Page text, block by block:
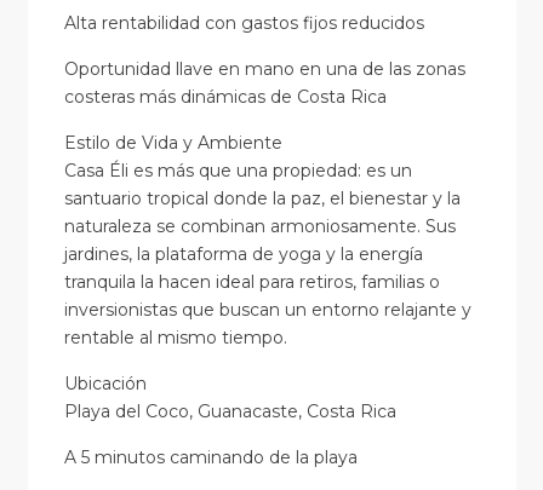
Alta rentabilidad con gastos fijos reducidos
Oportunidad llave en mano en una de las zonas
costeras más dinámicas de Costa Rica
Estilo de Vida y Ambiente
Casa Éli es más que una propiedad: es un
santuario tropical donde la paz, el bienestar y la
naturaleza se combinan armoniosamente. Sus
jardines, la plataforma de yoga y la energía
tranquila la hacen ideal para retiros, familias o
inversionistas que buscan un entorno relajante y
rentable al mismo tiempo.
Ubicación
Playa del Coco, Guanacaste, Costa Rica
A 5 minutos caminando de la playa